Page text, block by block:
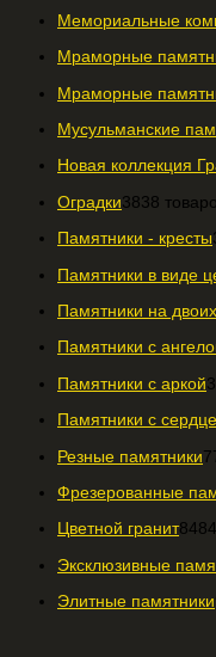
Мемориальные
Мраморные
Мраморные
Мусульманские
Новая коллекция
Оградки3838
Памятники - кресты
Памятники в виде
Памятники на двоих
Памятники с
Памятники с аркой
Памятники с
Резные памятники7
Фрезерованные
Цветной гранит84
Эксклюзивные
Элитные памятники